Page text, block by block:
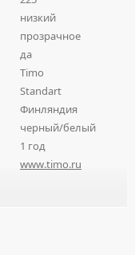
низкий
прозрачное
да
Timo
Standart
Финляндия
черный/белый
1 год
www.timo.ru